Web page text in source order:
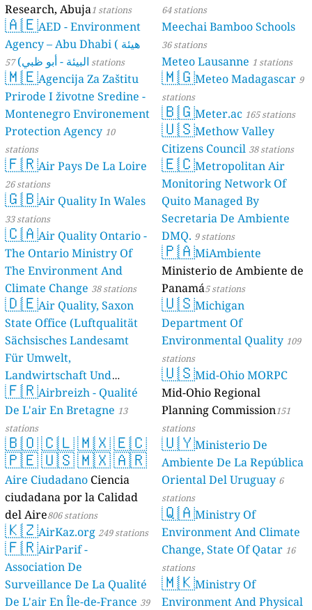
Research, Abuja1 stations
🇦🇪AED - Environment
Agency – Abu Dhabi ( هيئة
البيئة - أبو ظبي) 57 stations
🇲🇪Agencija Za Zaštitu
Prirode I životne Sredine -
Montenegro Environement
Protection Agency 10
stations
🇫🇷Air Pays De La Loire
26 stations
🇬🇧Air Quality In Wales
33 stations
🇨🇦Air Quality Ontario -
The Ontario Ministry Of
The Environment And
Climate Change 38 stations
🇩🇪Air Quality, Saxon
State Office (Luftqualität
Sächsisches Landesamt
Für Umwelt,
Landwirtschaft Und
Geologie) 50 stations
🇫🇷Airbreizh - Qualité
De L'air En Bretagne 13
stations
🇧🇴🇨🇱🇲🇽🇪🇨
🇵🇪🇺🇸🇲🇽🇦🇷
Aire Ciudadano Ciencia
ciudadana por la Calidad
del Aire806 stations
🇰🇿AirKaz.org 249 stations
🇫🇷AirParif -
Association De
Surveillance De La Qualité
De L'air En Île-de-France 39
64 stations
Meechai Bamboo Schools
36 stations
Meteo Lausanne 1 stations
🇲🇬Meteo Madagascar 9
stations
🇧🇬Meter.ac 165 stations
🇺🇸Methow Valley
Citizens Council 38 stations
🇪🇨Metropolitan Air
Monitoring Network Of
Quito Managed By
Secretaria De Ambiente
DMQ. 9 stations
🇵🇦MiAmbiente
Ministerio de Ambiente de
Panamá5 stations
🇺🇸Michigan
Department Of
Environmental Quality 109
stations
🇺🇸Mid-Ohio MORPC
Mid-Ohio Regional
Planning Commission151
stations
🇺🇾Ministerio De
Ambiente De La República
Oriental Del Uruguay 6
stations
🇶🇦Ministry Of
Environment And Climate
Change, State Of Qatar 16
stations
🇲🇰Ministry Of
Environment And Physical